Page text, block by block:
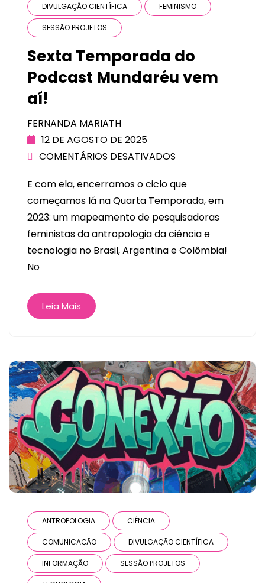
DIVULGAÇÃO CIENTÍFICA FEMINISMO
SESSÃO PROJETOS
Sexta Temporada do
Podcast Mundaréu vem
aí!
FERNANDA MARIATH
12 DE AGOSTO DE 2025
COMENTÁRIOS DESATIVADOS
E com ela, encerramos o ciclo que
começamos lá na Quarta Temporada, em
2023: um mapeamento de pesquisadoras
feministas da antropologia da ciência e
tecnologia no Brasil, Argentina e Colômbia!
No
Leia Mais
ANTROPOLOGIA CIÊNCIA
COMUNICAÇÃO DIVULGAÇÃO CIENTÍFICA
INFORMAÇÃO SESSÃO PROJETOS